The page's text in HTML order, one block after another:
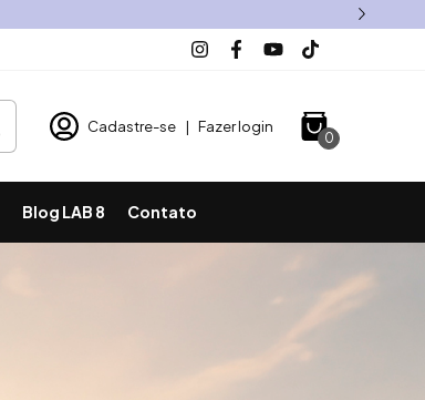
Cadastre-se | Fazer login
0
Blog LAB 8 Contato